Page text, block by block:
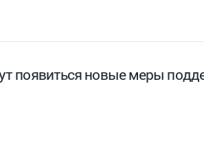
появиться новые меры